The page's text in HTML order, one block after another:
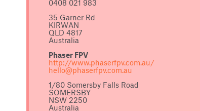
0408 021 983
35 Garner Rd
KIRWAN
QLD 4817
Australia
Phaser FPV
http://www.phaserfpv.com.au/
hello@phaserfpv.com.au
1/80 Somersby Falls Road
SOMERSBY
NSW 2250
Australia